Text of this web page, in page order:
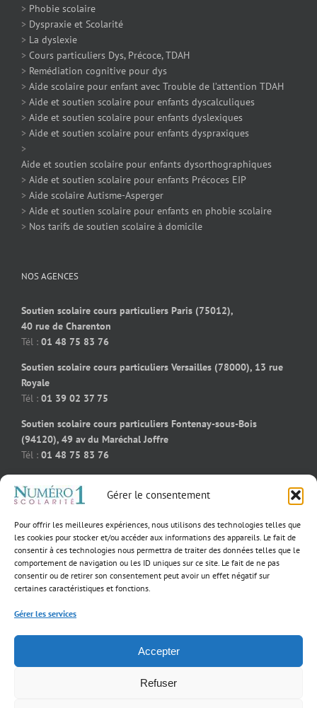
Gérer le consentement
Pour offrir les meilleures expériences, nous utilisons des technologies telles que
les cookies pour stocker et/ou accéder aux informations des appareils. Le fait de
consentir à ces technologies nous permettra de traiter des données telles que le
comportement de navigation ou les ID uniques sur ce site. Le fait de ne pas
consentir ou de retirer son consentement peut avoir un effet négatif sur
certaines caractéristiques et fonctions.
Gérer les services
Accepter
Refuser
> Phobie scolaire
> Dyspraxie et Scolarité
> La dyslexie
> Cours particuliers Dys, Précoce, TDAH
> Remédiation cognitive pour dys
> Aide scolaire pour enfant avec Trouble de l’attention TDAH
> Aide et soutien scolaire pour enfants dyscalculiques
> Aide et soutien scolaire pour enfants dyslexiques
> Aide et soutien scolaire pour enfants dyspraxiques
>
Aide et soutien scolaire pour enfants dysorthographiques
> Aide et soutien scolaire pour enfants Précoces EIP
> Aide scolaire Autisme-Asperger
> Aide et soutien scolaire pour enfants en phobie scolaire
> Nos tarifs de soutien scolaire à domicile
NOS AGENCES
Soutien scolaire cours particuliers Paris (75012),
40 rue de Charenton
Tél : 01 48 75 83 76
Soutien scolaire cours particuliers Versailles (78000), 13 rue
Royale
Tél : 01 39 02 37 75
Soutien scolaire cours particuliers Fontenay-sous-Bois
(94120), 49 av du Maréchal Joffre
Tél : 01 48 75 83 76
rue des bourguignons
Soutien scolaire cours particuliers Massy (91300), 55 rue
Jeanne D’Arc
Tél :01 39 02 60 23
Copyright 2017 Numéro 1 Scolarité | Tous droits réservés |
×
finaliste du Prix